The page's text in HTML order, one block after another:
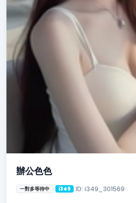
辦公色色
一對多等待中 i349 ID: i349_301569